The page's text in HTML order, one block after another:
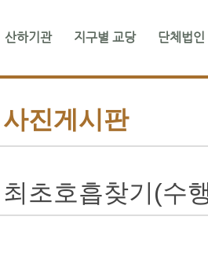
산하기관 지구별 교당 단체법인
사진게시판
최초호흡찾기(수